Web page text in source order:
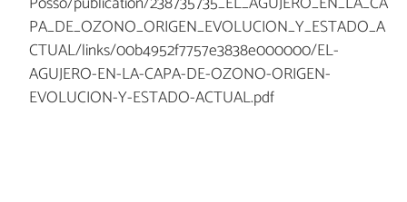
PA_DE_OZONO_ORIGEN_EVOLUCION_Y_ESTADO_A
CTUAL/links/00b4952f7757e3838e000000/EL-
AGUJERO-EN-LA-CAPA-DE-OZONO-ORIGEN-
EVOLUCION-Y-ESTADO-ACTUAL.pdf